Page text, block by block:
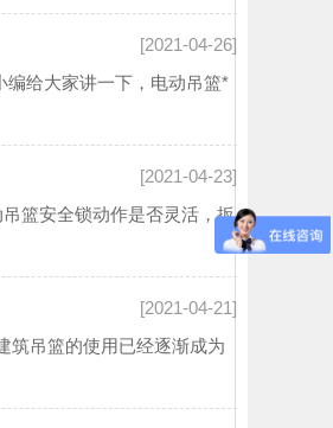
[2021-04-26]
给大家讲一下，电动吊篮*
[2021-04-23]
篮安全锁动作是否灵活，扳
[2021-04-21]
筑吊篮的使用已经逐渐成为